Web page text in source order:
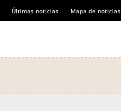
Últimas noticias Mapa de noticias